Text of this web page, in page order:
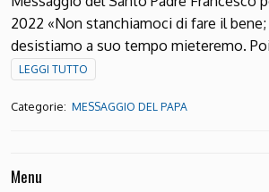
2022 «Non stanchiamoci di fare il
desistiamo a suo tempo mieteremo.
LEGGI TUTTO
Categorie: MESSAGGIO DEL PAPA
Menu